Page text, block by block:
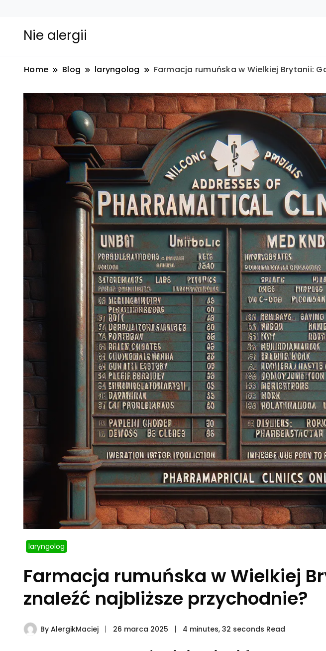
Nie alergii
Home Blog laryngolog Farmacja rumuńska w Wielkiej Brytanii:
laryngolog
Farmacja rumuńska w Wielkiej
znaleźć najbliższe przychodnie?
By AlergikMaciej 26 marca 2025 4 minutes, 32 seconds Read